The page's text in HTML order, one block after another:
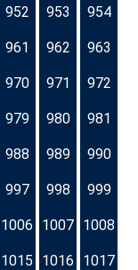
952 953 954
961 962 963
970 971 972
979 980 981
988 989 990
997 998 999
1006 1007 1008
1015 1016 1017